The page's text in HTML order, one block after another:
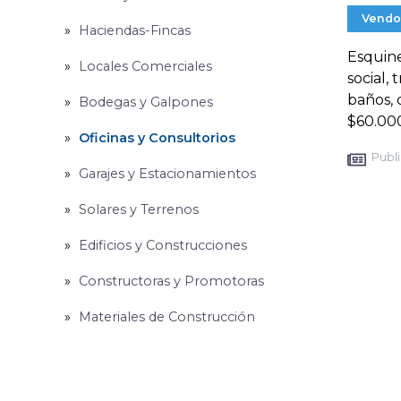
Haciendas-Fincas
Locales Comerciales
Bodegas y Galpones
Oficinas y Consultorios
Garajes y Estacionamientos
Solares y Terrenos
Edificios y Construcciones
Constructoras y Promotoras
Materiales de Construcción
Vendo
social,
baños,